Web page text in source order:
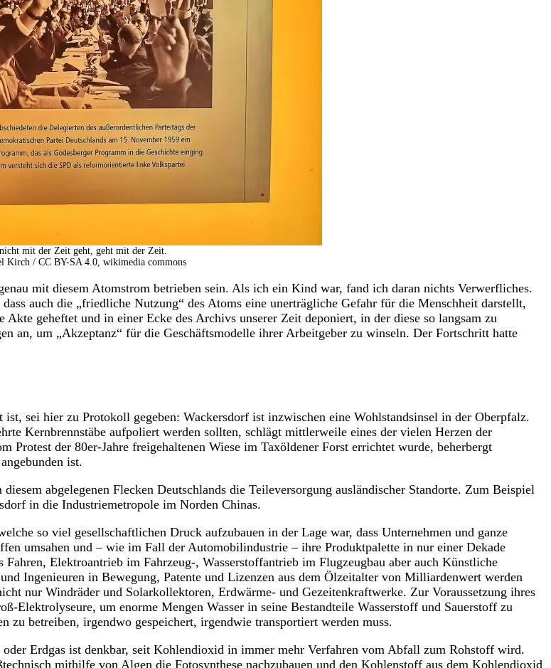
mit der Zeit geht, geht mit der Zeit.
Kirch / CC BY-SA 4.0, wikimedia commons
mit diesem Atomstrom betrieben sein. Als ich ein Kind war, fand ich daran nichts Verwerfliches.
auch die „friedliche Nutzung“ des Atoms eine unerträgliche Gefahr für die Menschheit darstellt,
geheftet und in einer Ecke des Archivs unserer Zeit deponiert, in der diese so langsam zu
an, um „Akzeptanz“ für die Geschäftsmodelle ihrer Arbeitgeber zu winseln. Der Fortschritt hatte
sei hier zu Protokoll gegeben: Wackersdorf ist inzwischen eine Wohlstandsinsel in der Oberpfalz.
Kernbrennstäbe aufpoliert werden sollten, schlägt mittlerweile eines der vielen Herzen der
Protest der 80er-Jahre freigehaltenen Wiese im Taxöldener Forst errichtet wurde, beherbergt
ist.
abgelegenen Flecken Deutschlands die Teileversorgung ausländischer Standorte. Zum Beispiel
in die Industriemetropole im Norden Chinas.
so viel gesellschaftlichen Druck aufzubauen in der Lage war, dass Unternehmen und ganze
umsahen und – wie im Fall der Automobilindustrie – ihre Produktpalette in nur einer Dekade
Elektroantrieb im Fahrzeug-, Wasserstoffantrieb im Flugzeugbau aber auch Künstliche
Ingenieuren in Bewegung, Patente und Lizenzen aus dem Ölzeitalter von Milliardenwert werden
nur Windräder und Solarkollektoren, Erdwärme- und Gezeitenkraftwerke. Zur Voraussetzung ihres
Elektrolyseure, um enorme Mengen Wasser in seine Bestandteile Wasserstoff und Sauerstoff zu
zu betreiben, irgendwo gespeichert, irgendwie transportiert werden muss.
Erdgas ist denkbar, seit Kohlendioxid in immer mehr Verfahren vom Abfall zum Rohstoff wird.
mithilfe von Algen die Fotosynthese nachzubauen und den Kohlenstoff aus dem Kohlendioxid